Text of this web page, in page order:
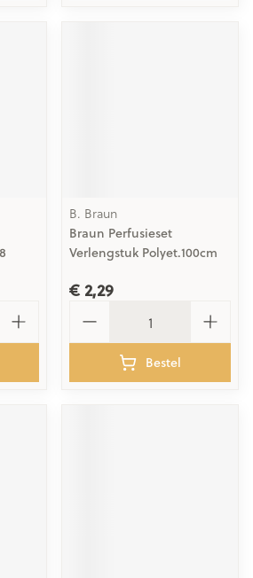
B. Braun
Braun Perfusieset
Verlengstuk Polyet.100cm
€ 2,29
Bestel